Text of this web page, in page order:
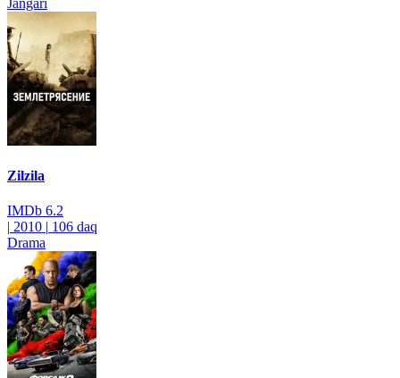
Zilzila
IMDb 6.2
| 2010 | 106 daq
Drama